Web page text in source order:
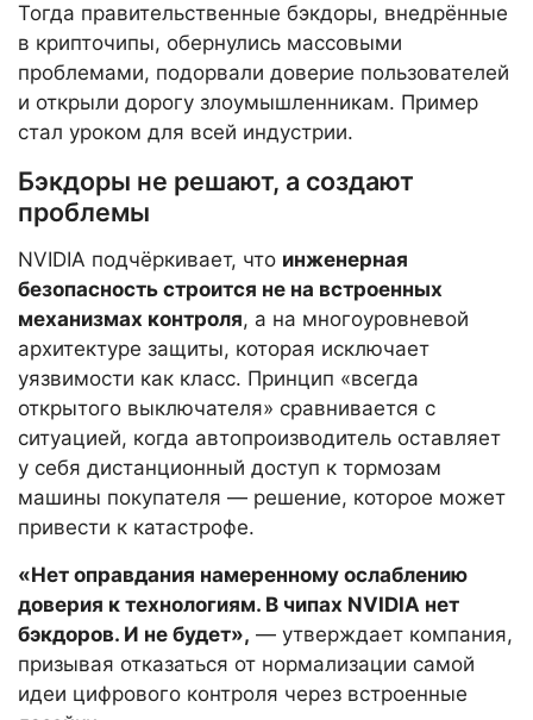
Тогда правительственные бэкдоры, внедрённые
в крипточипы, обернулись массовыми
проблемами, подорвали доверие пользователей
и открыли дорогу злоумышленникам. Пример
стал уроком для всей индустрии.
Бэкдоры не решают, а создают
проблемы
NVIDIA подчёркивает, что инженерная
безопасность строится не на встроенных
механизмах контроля, а на многоуровневой
архитектуре защиты, которая исключает
уязвимости как класс. Принцип «всегда
открытого выключателя» сравнивается с
ситуацией, когда автопроизводитель оставляет
у себя дистанционный доступ к тормозам
машины покупателя — решение, которое может
привести к катастрофе.
«Нет оправдания намеренному ослаблению
доверия к технологиям. В чипах NVIDIA нет
бэкдоров. И не будет», — утверждает компания,
призывая отказаться от нормализации самой
идеи цифрового контроля через встроенные